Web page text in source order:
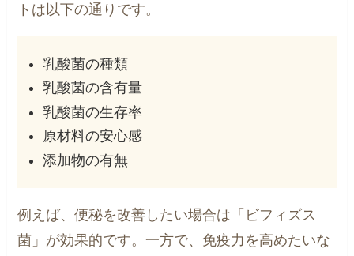
トは以下の通りです。
乳酸菌の種類
乳酸菌の含有量
乳酸菌の生存率
原材料の安心感
添加物の有無
例えば、便秘を改善したい場合は「ビフィズス
菌」が効果的です。一方で、免疫力を高めたいな